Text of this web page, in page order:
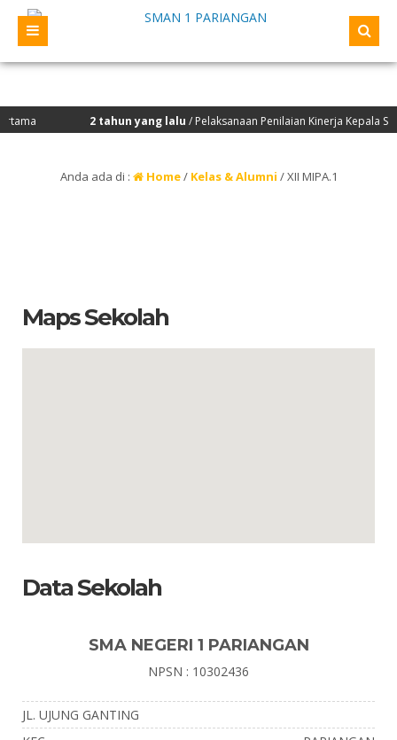
2 tahun yang lalu/ Pelaksanaan Penilaian Kinerja Kepala
Anda ada di : Home/ Kelas & Alumni /XII MIPA.1
Maps Sekolah
Data Sekolah
SMA NEGERI 1 PARIANGAN
NPSN : 10302436
JL. UJUNG GANTING